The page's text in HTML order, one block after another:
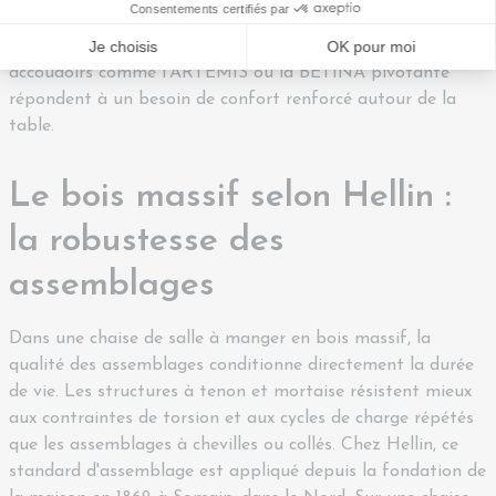
MONTMARTRE — conviennent aux ambiances naturelles
ou parisiennes. Enfin, les fauteuils de salle à manger à
accoudoirs comme l'ARTEMIS ou la BETINA pivotante
répondent à un besoin de confort renforcé autour de la
table.
Le bois massif selon Hellin :
la robustesse des
assemblages
Dans une chaise de salle à manger en bois massif, la
qualité des assemblages conditionne directement la durée
de vie. Les structures à tenon et mortaise résistent mieux
aux contraintes de torsion et aux cycles de charge répétés
que les assemblages à chevilles ou collés. Chez Hellin, ce
standard d'assemblage est appliqué depuis la fondation de